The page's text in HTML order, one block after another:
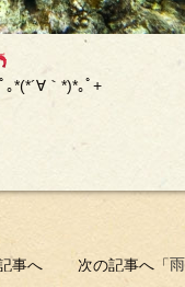
*(*´∀｀*)*｡ﾟ+
記事へ 次の記事へ「